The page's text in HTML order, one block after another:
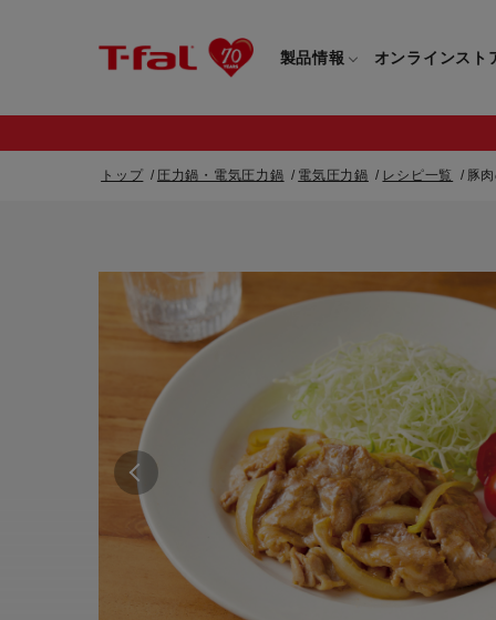
製品情報
すべてのフライ
取っ手つきフラ
取っ手のとれる
電気ケトル
すべての電気ケ
圧力鍋・電気
オンラインスト
すべてのフライパン・鍋一覧
取っ手つきフライパン・鍋一覧
取っ手のとれるフライパン・鍋一覧
電気ケトル一覧
すべての電気ケトル一覧
圧力鍋・電気圧力鍋一覧
重要なお知らせ
トップ 圧力鍋・電気圧力鍋 電気圧力鍋 レシピ一覧 豚